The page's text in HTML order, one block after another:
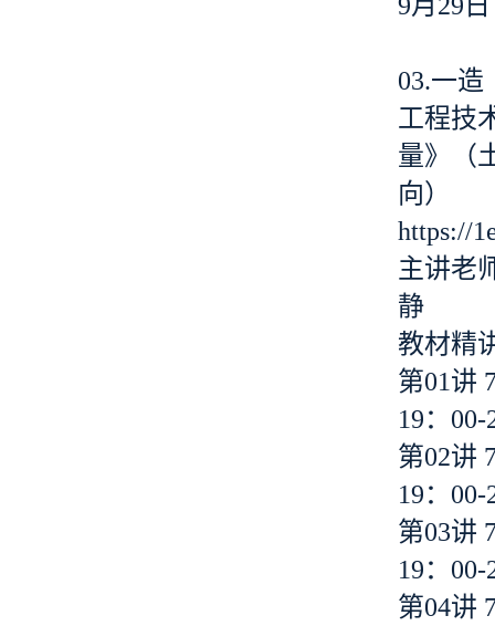
9月29日
03.一造
工程技
量》（
向）
https://
主讲老
静
教材精
第01讲
19：00-
第02讲
19：00-
第03讲
19：00-
第04讲